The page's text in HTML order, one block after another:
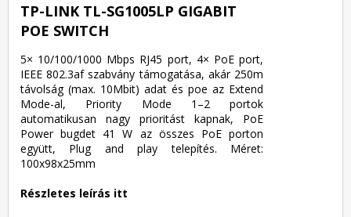
TP-LINK TL-SG1005LP GIGABIT
POE SWITCH
5× 10/100/1000 Mbps RJ45 port, 4× PoE port,
IEEE 802.3af szabvány támogatása, akár 250m
távolság (max. 10Mbit) adat és poe az Extend
Mode-al, Priority Mode 1–2 portok
automatikusan nagy prioritást kapnak, PoE
Power bugdet 41 W az összes PoE porton
együtt, Plug and play telepítés. Méret:
100x98x25mm
Részletes leírás itt